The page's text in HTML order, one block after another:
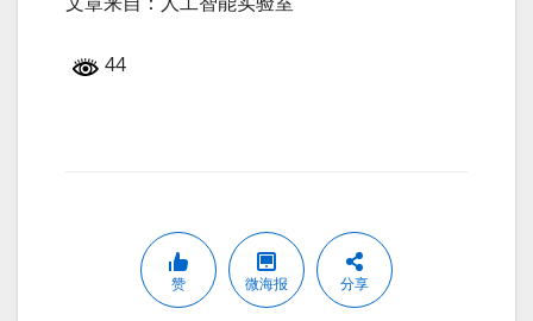
44
赞 微海报 分享